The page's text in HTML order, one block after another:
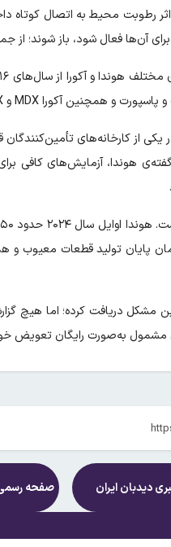
رطوبت محیط به اتصال کوتاه
آن‌ها فعال شود، باز شوند؛ از
از کارخانه‌های
هوندا، آزمایش‌های کافی
پایان تولید قطعات معیوب و
مرتبط با این مشکل دریافت کرده؛
مشمول به‌صورت رایگان تعویض
دیدبان ایران صفحه رسمی